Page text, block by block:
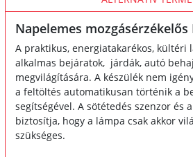
Napelemes mozgásérzékelős
A praktikus, energiatakarékos, kültéri
alkalmas bejáratok, járdák, autó
megvilágítására. A készülék nem
a feltöltés automatikusan történik a
segítségével. A sötétedés szenzor és
biztosítja, hogy a lámpa csak akkor
szükséges.